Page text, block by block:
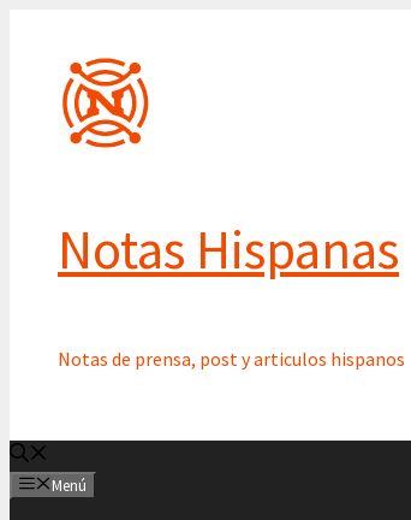
contenido
Notas Hispanas
Notas de prensa, post y articulos hispanos
Menú